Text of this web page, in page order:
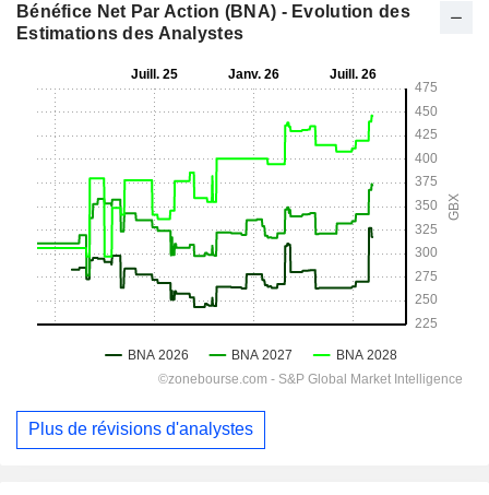
Bénéfice Net Par Action (BNA) - Evolution des
Estimations des Analystes
Plus de révisions d'analystes